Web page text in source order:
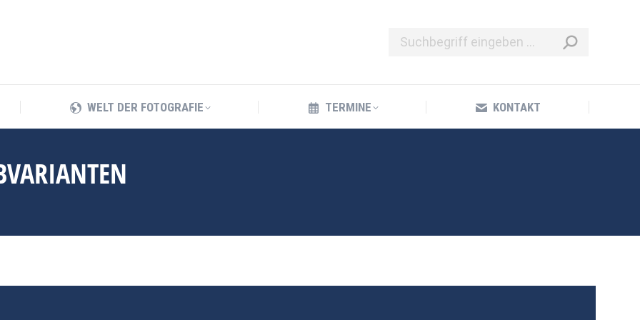
WELT DER FOTOGRAFIE TERMINE KONTAKT